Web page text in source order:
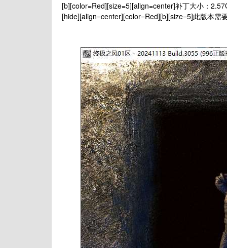
[b][color=Red][size=5][align=center]补丁大小：
[hide][align=center][color=Red][b][size=5]此版本需